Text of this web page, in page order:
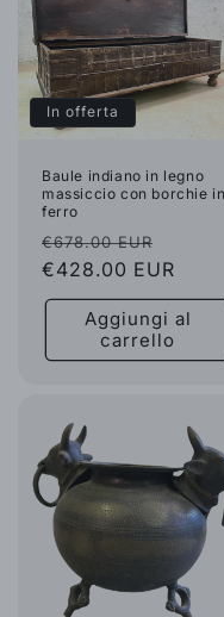
In offerta
Baule indiano in legno
massiccio con borchie in
ferro
Prezzo
di
listino
€678.00 EUR
€428.00 EUR
Aggiungi al
carrello